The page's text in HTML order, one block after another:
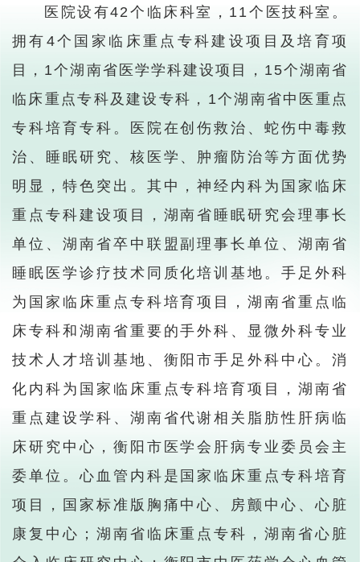
医院设有42个临床科室，11个医技科室。
拥有4个国家临床重点专科建设项目及培育项
目，1个湖南省医学学科建设项目，15个湖南省
临床重点专科及建设专科，1个湖南省中医重点
专科培育专科。医院在创伤救治、蛇伤中毒救
治、睡眠研究、核医学、肿瘤防治等方面优势
明显，特色突出。其中，神经内科为国家临床
重点专科建设项目，湖南省睡眠研究会理事长
单位、湖南省卒中联盟副理事长单位、湖南省
睡眠医学诊疗技术同质化培训基地。手足外科
为国家临床重点专科培育项目，湖南省重点临
床专科和湖南省重要的手外科、显微外科专业
技术人才培训基地、衡阳市手足外科中心。消
化内科为国家临床重点专科培育项目，湖南省
重点建设学科、湖南省代谢相关脂肪性肝病临
床研究中心，衡阳市医学会肝病专业委员会主
委单位。心血管内科是国家临床重点专科培育
项目，国家标准版胸痛中心、房颤中心、心脏
康复中心；湖南省临床重点专科，湖南省心脏